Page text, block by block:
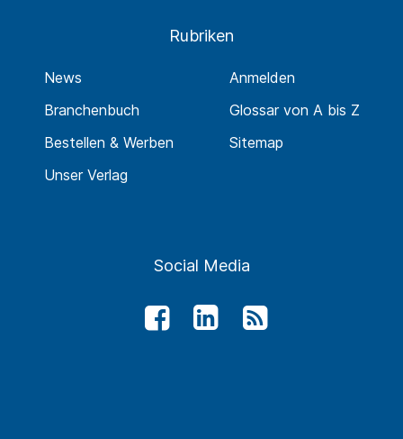
Rubriken
News
Branchenbuch
Bestellen & Werben
Unser Verlag
Anmelden
Glossar von A bis Z
Sitemap
Social Media